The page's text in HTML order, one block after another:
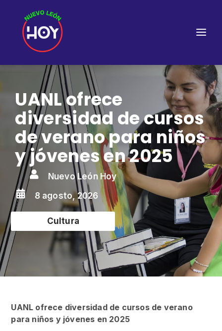
UANL ofrece
diversidad de cursos
de verano para niños
y jóvenes en 2025
 Nuevo León Hoy
 8 agosto, 2026
Cultura
UANL ofrece diversidad de cursos de verano
para niños y jóvenes en 2025